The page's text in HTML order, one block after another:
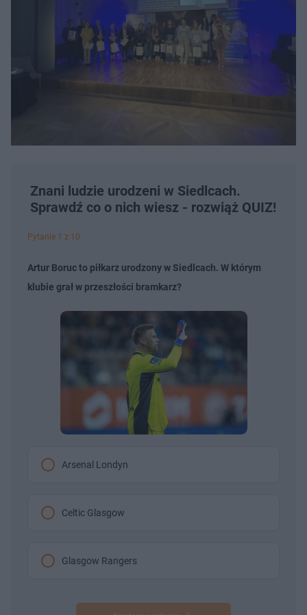
Znani ludzie urodzeni w Siedlcach.
Sprawdź co o nich wiesz - rozwiąż QUIZ!
Pytanie 1 z 10
Artur Boruc to piłkarz urodzony w Siedlcach. W którym
klubie grał w przeszłości bramkarz?
Arsenal Londyn
Celtic Glasgow
Glasgow Rangers